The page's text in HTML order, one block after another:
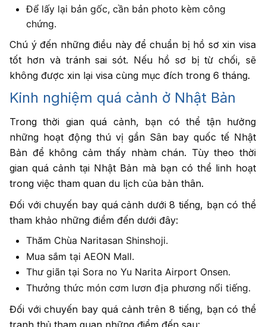
Để lấy lại bản gốc, cần bản photo kèm công
chứng.
Chú ý đến những điều này để chuẩn bị hồ sơ xin visa
tốt hơn và tránh sai sót. Nếu hồ sơ bị từ chối, sẽ
không được xin lại visa cùng mục đích trong 6 tháng.
Kinh nghiệm quá cảnh ở Nhật Bản
Trong thời gian quá cảnh, bạn có thể tận hưởng
những hoạt động thú vị gần Sân bay quốc tế Nhật
Bản để không cảm thấy nhàm chán. Tùy theo thời
gian quá cảnh tại Nhật Bản mà bạn có thể linh hoạt
trong việc tham quan du lịch của bản thân.
Đối với chuyến bay quá cảnh dưới 8 tiếng, bạn có thể
tham khảo những điểm đến dưới đây:
Thăm Chùa Naritasan Shinshoji.
Mua sắm tại AEON Mall.
Thư giãn tại Sora no Yu Narita Airport Onsen.
Thưởng thức món cơm lươn địa phương nổi tiếng.
Đối với chuyến bay quá cảnh trên 8 tiếng, bạn có thể
tranh thủ tham quan những điểm đến sau: